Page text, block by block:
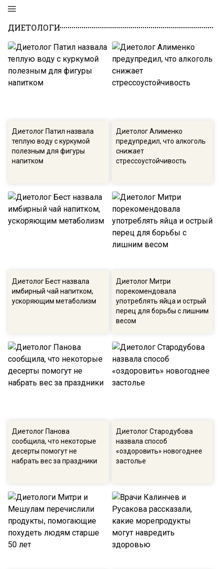
ДИЕТОЛОГИ
Диетолог Патил назвала
теплую воду с куркумой
полезным для фигуры
напитком
Диетолог Алименко
предупредил, что алкоголь
снижает
стрессоустойчивость
Диетолог Бест назвала
имбирный чай напитком,
ускоряющим метаболизм
Диетолог Митри
порекомендовала
употреблять яйца и острый
перец для борьбы с лишним
весом
Диетолог Панова
сообщила, что некоторые
десерты помогут не
набрать вес за праздники
Диетолог Стародубова
назвала способ
«оздоровить» новогоднее
застолье